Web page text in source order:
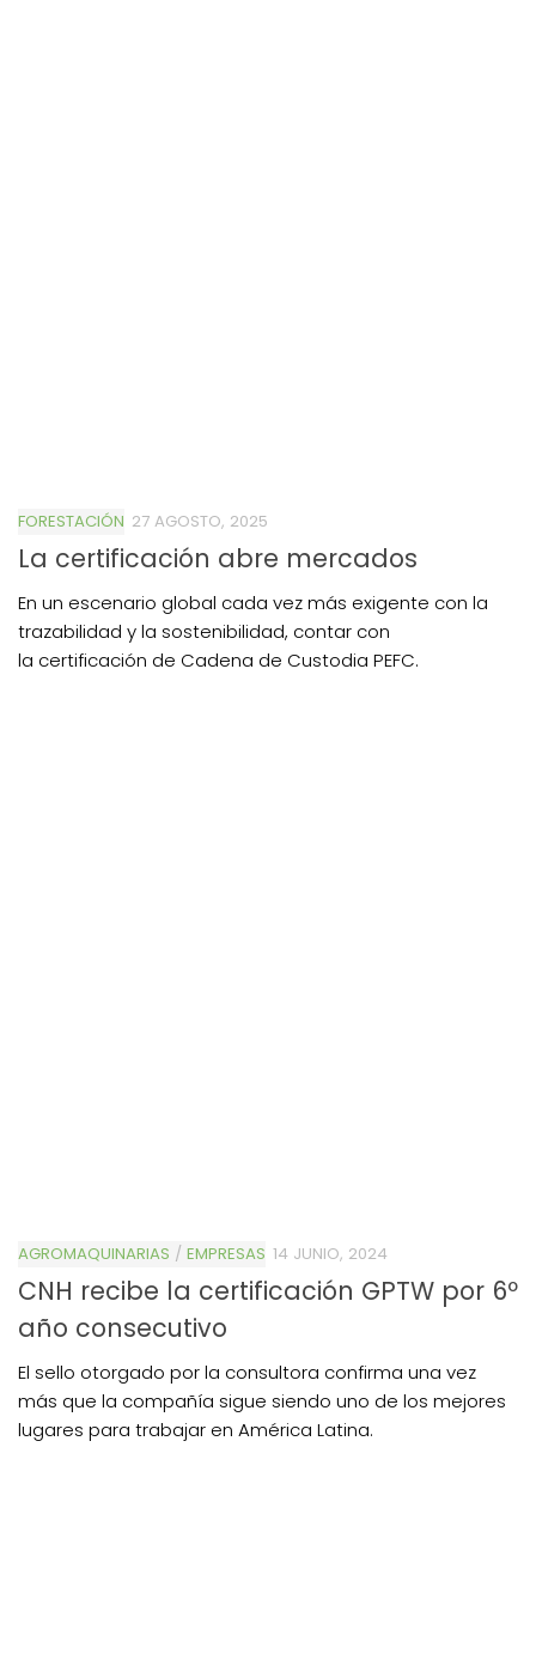
FORESTACIÓN 27 AGOSTO, 2025
La certificación abre mercados
En un escenario global cada vez más exigente con la
trazabilidad y la sostenibilidad, contar con
la certificación de Cadena de Custodia PEFC.
AGROMAQUINARIAS / EMPRESAS 14 JUNIO, 2024
CNH recibe la certificación GPTW por 6º
año consecutivo
El sello otorgado por la consultora confirma una vez
más que la compañía sigue siendo uno de los mejores
lugares para trabajar en América Latina.